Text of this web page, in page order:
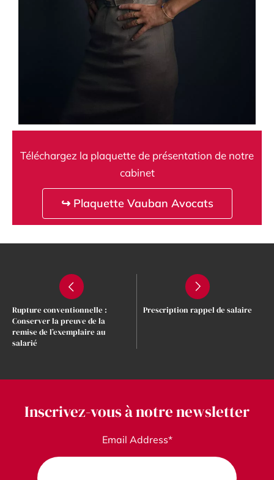
Téléchargez la plaquette de présentation de notre
cabinet
↪ Plaquette Vauban Avocats
Rupture conventionnelle :
Conserver la preuve de la
remise de l’exemplaire au
salarié
Prescription rappel de salaire
Inscrivez-vous à notre newsletter
Email Address*